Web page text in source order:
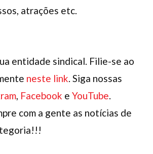
atrações etc.
entidade sindical. Filie-se ao
neste link. Siga nossas
, Facebook e YouTube.
com a gente as notícias de